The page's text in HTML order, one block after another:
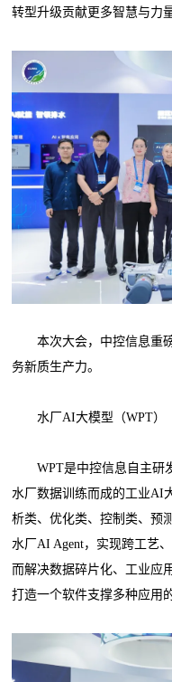
转型升级贡献更多智慧与力量
本次大会，中控信息重磅
务新质生产力。
水厂AI大模型（WPT）
WPT是中控信息自主研
水厂数据训练而成的工业AI
析类、优化类、控制类、预
水厂AI Agent，实现跨工艺
而解决数据碎片化、工业应
打造一个软件支撑多种应用